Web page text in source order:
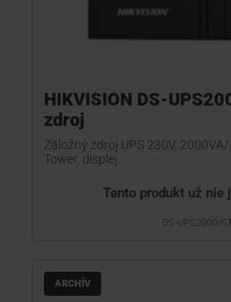
HIKVISION DS-
zdroj
Záložný zdroj UPS 230V,
Tower, displej
Tento produkt už nie
DS-UPS2000/
ARCHÍV